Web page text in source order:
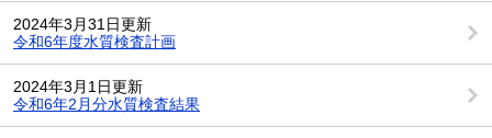
2024年3月31日更新
令和6年度水質検査計画
2024年3月1日更新
令和6年2月分水質検査結果